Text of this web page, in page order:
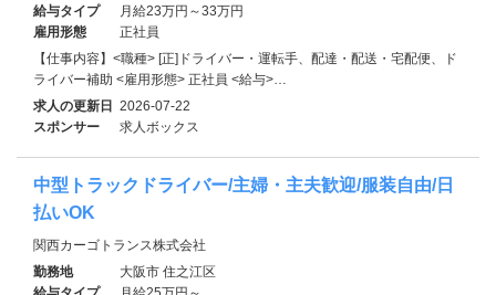
給与タイプ
月給23万円～33万円
雇用形態
正社員
【仕事内容】<職種> [正]ドライバー・運転手、配達・配送・宅配便、ド
ライバー補助 <雇用形態> 正社員 <給与>…
求人の更新日 2026-07-22
スポンサー
求人ボックス
中型トラックドライバー/主婦・主夫歓迎/服装自由/日
払いOK
関西カーゴトランス株式会社
勤務地
大阪市 住之江区